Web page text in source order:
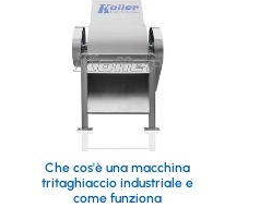
Che cos'è una macchina
tritaghiaccio industriale e
come funziona